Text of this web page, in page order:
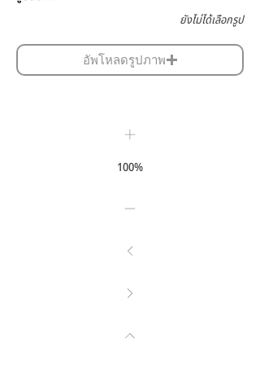
ยังไม่ได้เลือกรูป
อัพโหลดรูปภาพ
100%